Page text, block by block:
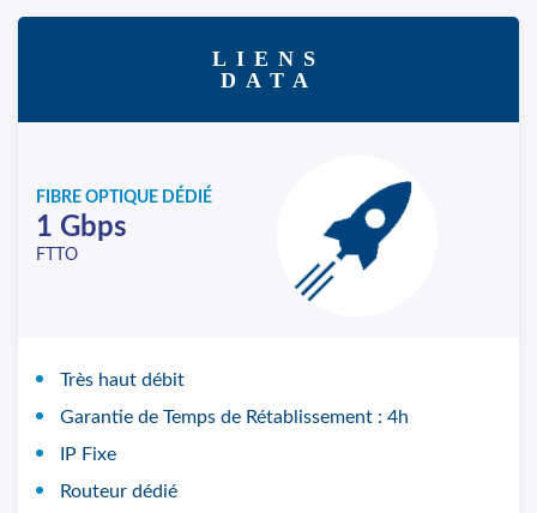
LIENS
DATA
FIBRE OPTIQUE DÉDIÉ
1 Gbps
FTTO
Très haut débit
Garantie de Temps de Rétablissement : 4h
IP Fixe
Routeur dédié